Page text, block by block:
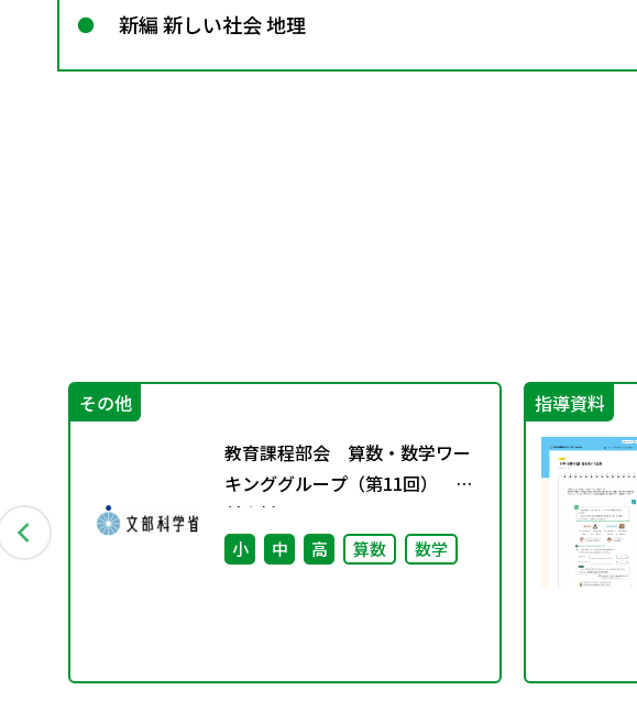
新編 新しい社会 地理
その他
教育課程部会 算数・数学ワー
キンググループ（第11回） 配
付資料
小 中 高 算数 数学
指導資料